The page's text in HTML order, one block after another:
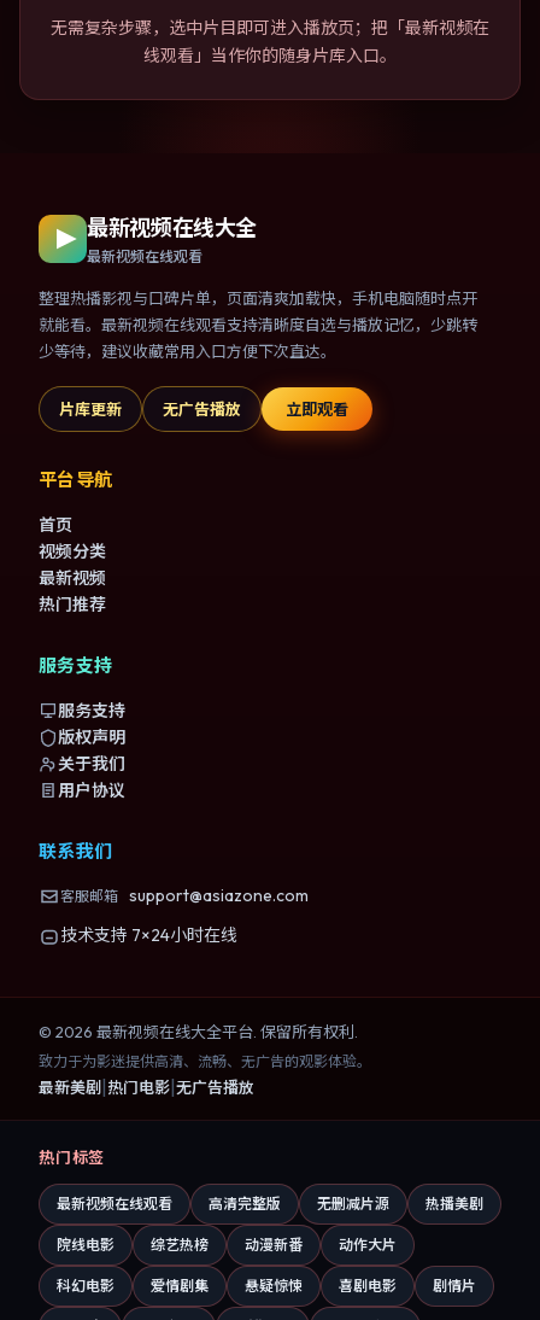
无需复杂步骤，选中片目即可进入播放页；把「最新视频在
线观看」当作你的随身片库入口。
最新视频在线大全
最新视频在线观看
整理热播影视与口碑片单，页面清爽加载快，手机电脑随时点开
就能看。最新视频在线观看支持清晰度自选与播放记忆，少跳转
少等待，建议收藏常用入口方便下次直达。
片库更新 无广告播放 立即观看
平台导航
首页
视频分类
最新视频
热门推荐
服务支持
服务支持
版权声明
关于我们
用户协议
联系我们
客服邮箱 support@asiazone.com
技术支持 7×24小时在线
© 2026 最新视频在线大全平台. 保留所有权利.
致力于为影迷提供高清、流畅、无广告的观影体验。
最新美剧 |热门电影|无广告播放
热门标签
最新视频在线观看 高清完整版 无删减片源 热播美剧
院线电影 综艺热榜 动漫新番 动作大片
科幻电影 爱情剧集 悬疑惊悚 喜剧电影 剧情片